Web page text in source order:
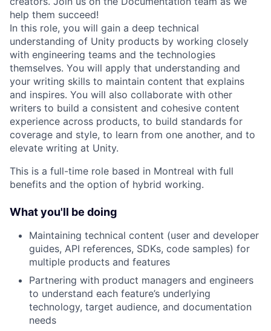
help them succeed!
In this role, you will gain a deep technical
understanding of Unity products by working closely
with engineering teams and the technologies
themselves. You will apply that understanding and
your writing skills to maintain content that explains
and inspires. You will also collaborate with other
writers to build a consistent and cohesive content
experience across products, to build standards for
coverage and style, to learn from one another, and to
elevate writing at Unity.
This is a full-time role based in Montreal with full
benefits and the option of hybrid working.
What you'll be doing
Maintaining technical content (user and developer
guides, API references, SDKs, code samples) for
multiple products and features
Partnering with product managers and engineers
to understand each feature’s underlying
technology, target audience, and documentation
needs